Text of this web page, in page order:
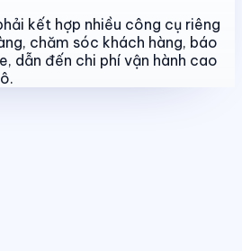
kết hợp nhiều công cụ riêng
chăm sóc khách hàng, báo
dẫn đến chi phí vận hành cao